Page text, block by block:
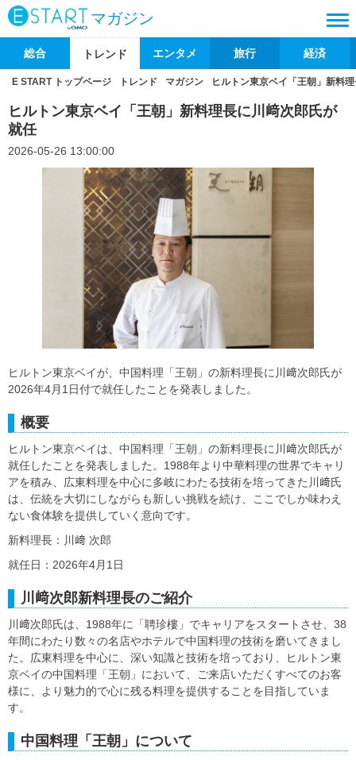
マガジン
総合 トレンド エンタメ 旅行 経済
E START トップページ トレンド マガジン ヒルトン東京ベイ「王朝」新料
ヒルトン東京ベイ「王朝」新料理長に川﨑次郎氏が
就任
2026-05-26 13:00:00
ヒルトン東京ベイが、中国料理「王朝」の新料理長に川﨑次郎氏が
2026年4月1日付で就任したことを発表しました。
概要
ヒルトン東京ベイは、中国料理「王朝」の新料理長に川﨑次郎氏が
就任したことを発表しました。1988年より中華料理の世界でキャリ
アを積み、広東料理を中心に多岐にわたる技術を培ってきた川﨑氏
は、伝統を大切にしながらも新しい挑戦を続け、ここでしか味わえ
ない食体験を提供していく意向です。
新料理長：川﨑 次郎
就任日：2026年4月1日
川﨑次郎新料理長のご紹介
川﨑次郎氏は、1988年に「聘珍樓」でキャリアをスタートさせ、38
年間にわたり数々の名店やホテルで中国料理の技術を磨いてきまし
た。広東料理を中心に、深い知識と技術を培っており、ヒルトン東
京ベイの中国料理「王朝」において、ご来店いただくすべてのお客
様に、より魅力的で心に残る料理を提供することを目指していま
す。
中国料理「王朝」について